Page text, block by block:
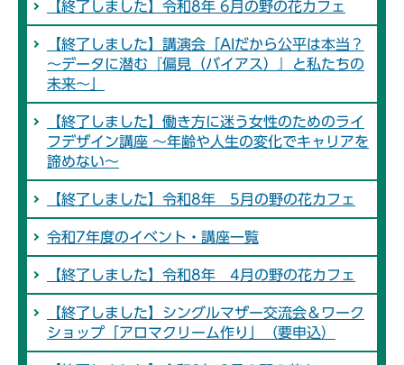
【終了しました】令和8年 6月の野の花カフェ
【終了しました】講演会「AIだから公平は本当？
～データに潜む『偏見（バイアス）』と私たちの
未来～」
【終了しました】働き方に迷う女性のためのライ
フデザイン講座 ～年齢や人生の変化でキャリアを
諦めない～
【終了しました】令和8年 5月の野の花カフェ
令和7年度のイベント・講座一覧
【終了しました】令和8年 4月の野の花カフェ
【終了しました】シングルマザー交流会＆ワーク
ショップ「アロマクリーム作り」（要申込）